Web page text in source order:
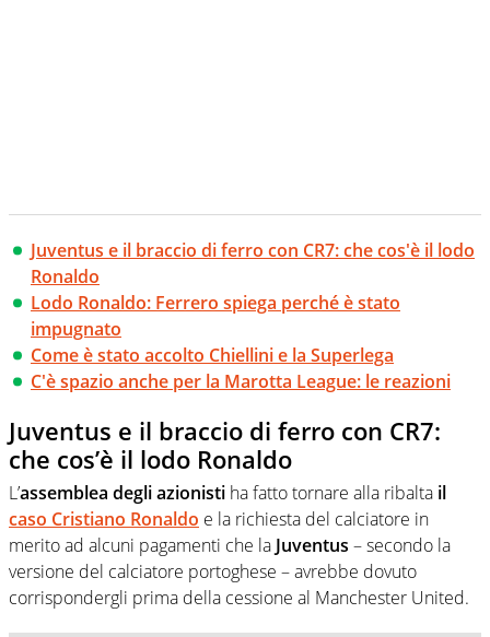
Juventus e il braccio di ferro con CR7: che cos'è il lodo
Ronaldo
Lodo Ronaldo: Ferrero spiega perché è stato
impugnato
Come è stato accolto Chiellini e la Superlega
C'è spazio anche per la Marotta League: le reazioni
Juventus e il braccio di ferro con CR7:
che cos’è il lodo Ronaldo
L’assemblea degli azionisti ha fatto tornare alla ribalta il
caso Cristiano Ronaldo e la richiesta del calciatore in
merito ad alcuni pagamenti che la Juventus – secondo la
versione del calciatore portoghese – avrebbe dovuto
corrispondergli prima della cessione al Manchester United.